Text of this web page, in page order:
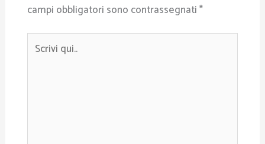
campi obbligatori sono contrassegnati*
qui..